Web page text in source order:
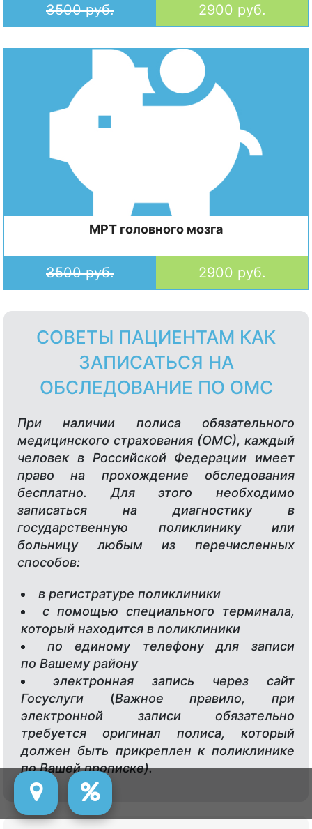
3500 руб. 2900 руб.
МРТ головного мозга
3500 руб. 2900 руб.
СОВЕТЫ ПАЦИЕНТАМ КАК
ЗАПИСАТЬСЯ НА
ОБСЛЕДОВАНИЕ ПО ОМС
При наличии полиса обязательного
медицинского страхования (ОМС), каждый
человек в Российской Федерации имеет
право на прохождение обследования
бесплатно. Для этого необходимо
записаться на диагностику в
государственную поликлинику или
больницу любым из перечисленных
способов:
в регистратуре поликлиники
с помощью специального терминала,
который находится в поликлиники
по единому телефону для записи
по Вашему району
электронная запись через сайт
Госуслуги (Важное правило, при
электронной записи обязательно
требуется оригинал полиса, который
должен быть прикреплен к поликлинике
по Вашей прописке).